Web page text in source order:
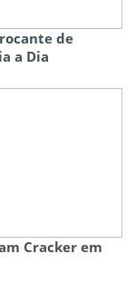
de
a Dia
Cracker em